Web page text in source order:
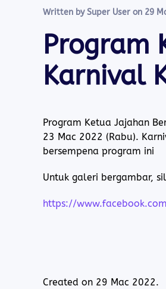
Written by Super User on 29
Program
Karnival
Program Ketua Jajahan
23 Mac 2022 (Rabu).
bersempena program ini
Untuk galeri bergambar,
https://
Created on 29 Mac 2022.